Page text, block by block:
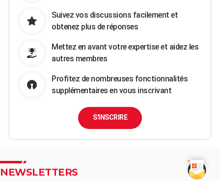
Suivez vos discussions facilement et
obtenez plus de réponses
Mettez en avant votre expertise et aidez les
autres membres
Profitez de nombreuses fonctionnalités
supplémentaires en vous inscrivant
S'INSCRIRE
NEWSLETTERS